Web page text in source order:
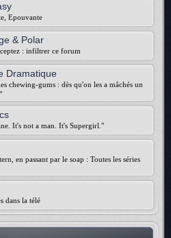
Epouvante
& Polar
: infiltrer ce forum
Dramatique
chewing-gums : dès qu'on les a mâchés un
It's not a man. It's Supergirl."
en passant par le soap : Toutes les séries
dans la télé